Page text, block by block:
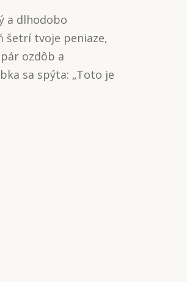
a dlhodobo
šetrí tvoje peniaze,
ozdôb a
sa spýta: „Toto je